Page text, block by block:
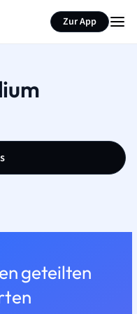
Zur App
geteilten